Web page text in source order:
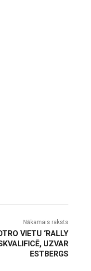
Nākamais raksts
VIETU ‘RALLY
UZVAR
ESTBERGS